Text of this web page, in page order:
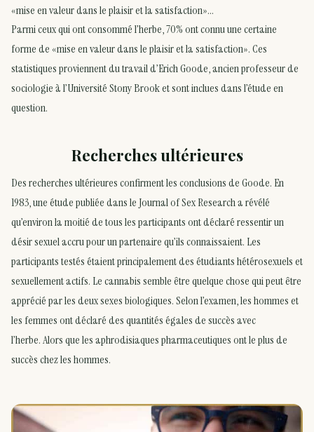
«mise en valeur dans le plaisir et la satisfaction»…
Parmi ceux qui ont consommé l’herbe, 70% ont connu une certaine
forme de «mise en valeur dans le plaisir et la satisfaction». Ces
statistiques proviennent du travail d’Erich Goode, ancien professeur de
sociologie à l’Université Stony Brook et sont inclues dans l’étude en
question.
Recherches ultérieures
Des recherches ultérieures confirment les conclusions de Goode. En
1983, une étude publiée dans le Journal of Sex Research a révélé
qu’environ la moitié de tous les participants ont déclaré ressentir un
désir sexuel accru pour un partenaire qu’ils connaissaient. Les
participants testés étaient principalement des étudiants hétérosexuels et
sexuellement actifs. Le cannabis semble être quelque chose qui peut être
apprécié par les deux sexes biologiques. Selon l’examen, les hommes et
les femmes ont déclaré des quantités égales de succès avec
l’herbe. Alors que les aphrodisiaques pharmaceutiques ont le plus de
succès chez les hommes.